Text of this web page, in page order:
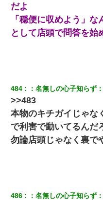
何年か前に妹は離婚している
かったため妹有責での離婚に
ワイ144kg彼女98kgデブカッ
友人とふたりで山口に旅行し
中の道を走っていたら、突然
朝起きたら嫁がいなかった。
安だ）→ 仕事を早退して帰宅
だよ
「穏便に収めよう」
として店頭で問答を始
484 ：名無しの心子知らず
>>483
本物のキチガイじゃな
で利害で動いてるんだ
勿論店頭じゃなく裏で
486 ：名無しの心子知らず